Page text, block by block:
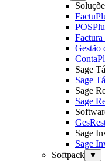
Factura
Gestão
Sage
Sage
Sage
Sage
Sage
Sage
Softpack
▼